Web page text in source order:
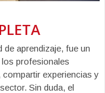
de aprendizaje, fue un
profesionales
experiencias y
Sin duda, el